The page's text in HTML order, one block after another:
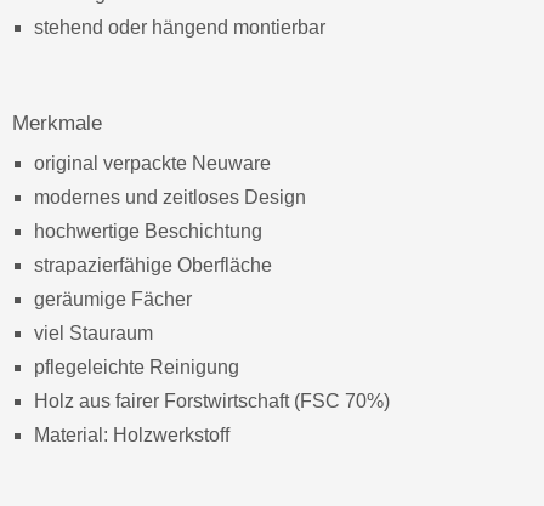
stehend oder hängend montierbar
Merkmale
original verpackte Neuware
modernes und zeitloses Design
hochwertige Beschichtung
strapazierfähige Oberfläche
geräumige Fächer
viel Stauraum
pflegeleichte Reinigung
Holz aus fairer Forstwirtschaft (FSC 70%)
Material: Holzwerkstoff